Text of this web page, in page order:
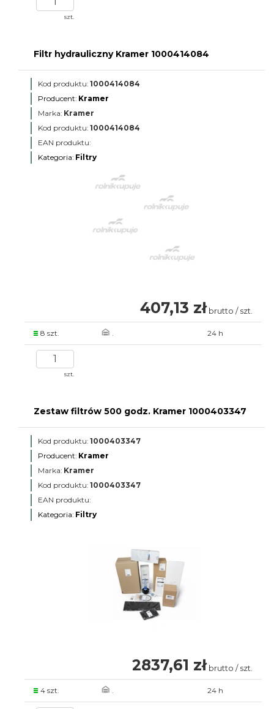
szt.
Filtr hydrauliczny Kramer 1000414084
Kod produktu: 1000414084
Producent: Kramer
Marka: Kramer
Kod produktu: 1000414084
EAN produktu:
Kategoria: Filtry
407,13 zł brutto / szt.
8 szt. . 24 h
szt.
Zestaw filtrów 500 godz. Kramer 1000403347
Kod produktu: 1000403347
Producent: Kramer
Marka: Kramer
Kod produktu: 1000403347
EAN produktu:
Kategoria: Filtry
2837,61 zł brutto / szt.
4 szt. . 24 h